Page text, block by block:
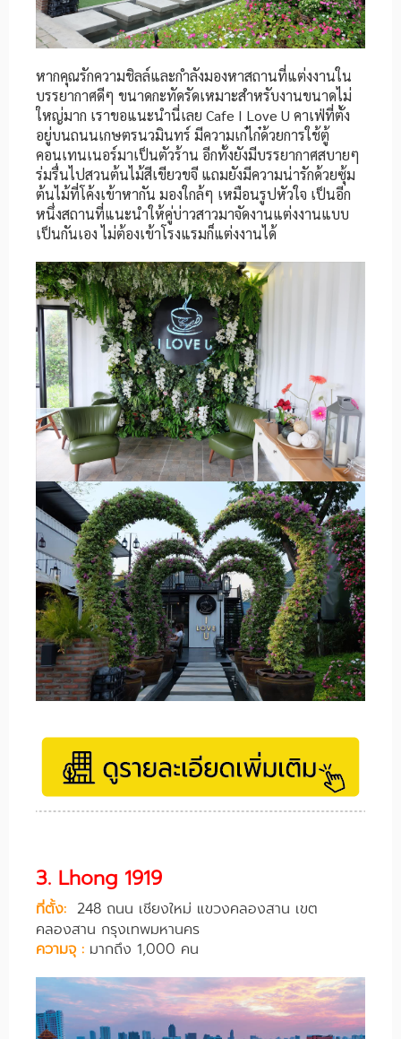
หากคุณรักความชิลล์และกำลังมองหาสถานที่แต่งงานใน
บรรยากาศดีๆ ขนาดกะทัดรัดเหมาะสำหรับงานขนาดไม่
ใหญ่มาก เราขอแนะนำนี่เลย Cafe I Love U คาเฟ่ที่ตั้ง
อยู่บนถนนเกษตรนวมินทร์ มีความเก๋ไก๋ด้วยการใช้ตู้
คอนเทนเนอร์มาเป็นตัวร้าน อีกทั้งยังมีบรรยากาศสบายๆ
ร่มรื่นไปสวนต้นไม้สีเขียวขจี แถมยังมีความน่ารักด้วยซุ้ม
ต้นไม้ที่โค้งเข้าหากัน มองใกล้ๆ เหมือนรูปหัวใจ เป็นอีก
หนึ่งสถานที่แนะนำให้คู่บ่าวสาวมาจัดงานแต่งงานแบบ
เป็นกันเอง ไม่ต้องเข้าโรงแรมก็แต่งงานได้
3. Lhong 1919
ที่ตั้ง: 248 ถนน เชียงใหม่ แขวงคลองสาน เขต
คลองสาน กรุงเทพมหานคร
ความจุ : มากถึง 1,000 คน